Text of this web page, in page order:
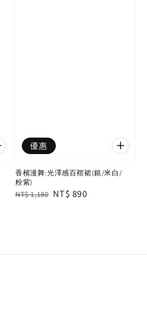
優惠
香檳漫舞:光澤感百褶裙(銀/米白/
粉紫)
Regular
NT$ 1,180 Sale
NT$ 890